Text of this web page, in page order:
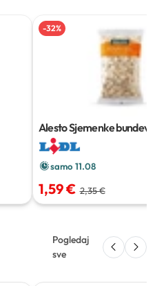
-32%
Alesto Sjemenke bundeve
samo 11.08
1,59 € 2,35 €
Pogledaj
sve